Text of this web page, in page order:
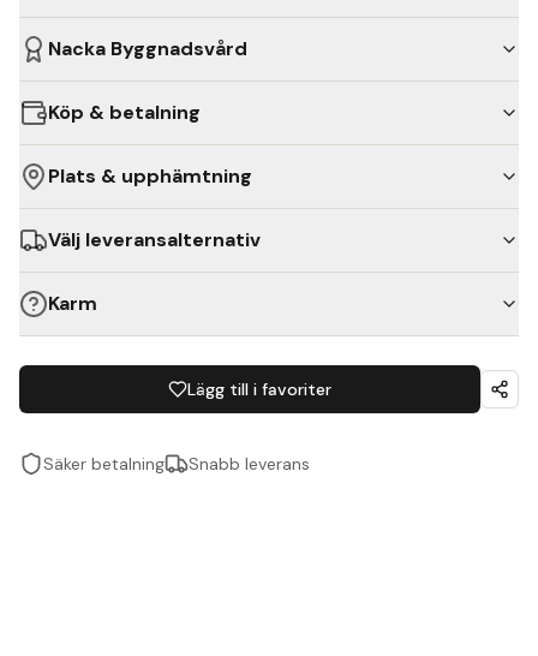
Nacka Byggnadsvård
Köp & betalning
Plats & upphämtning
Välj leveransalternativ
Karm
Lägg till i favoriter
Säker betalning Snabb leverans